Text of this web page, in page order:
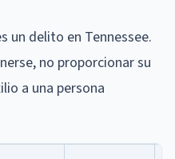
un delito en Tennessee.
no proporcionar su
a una persona